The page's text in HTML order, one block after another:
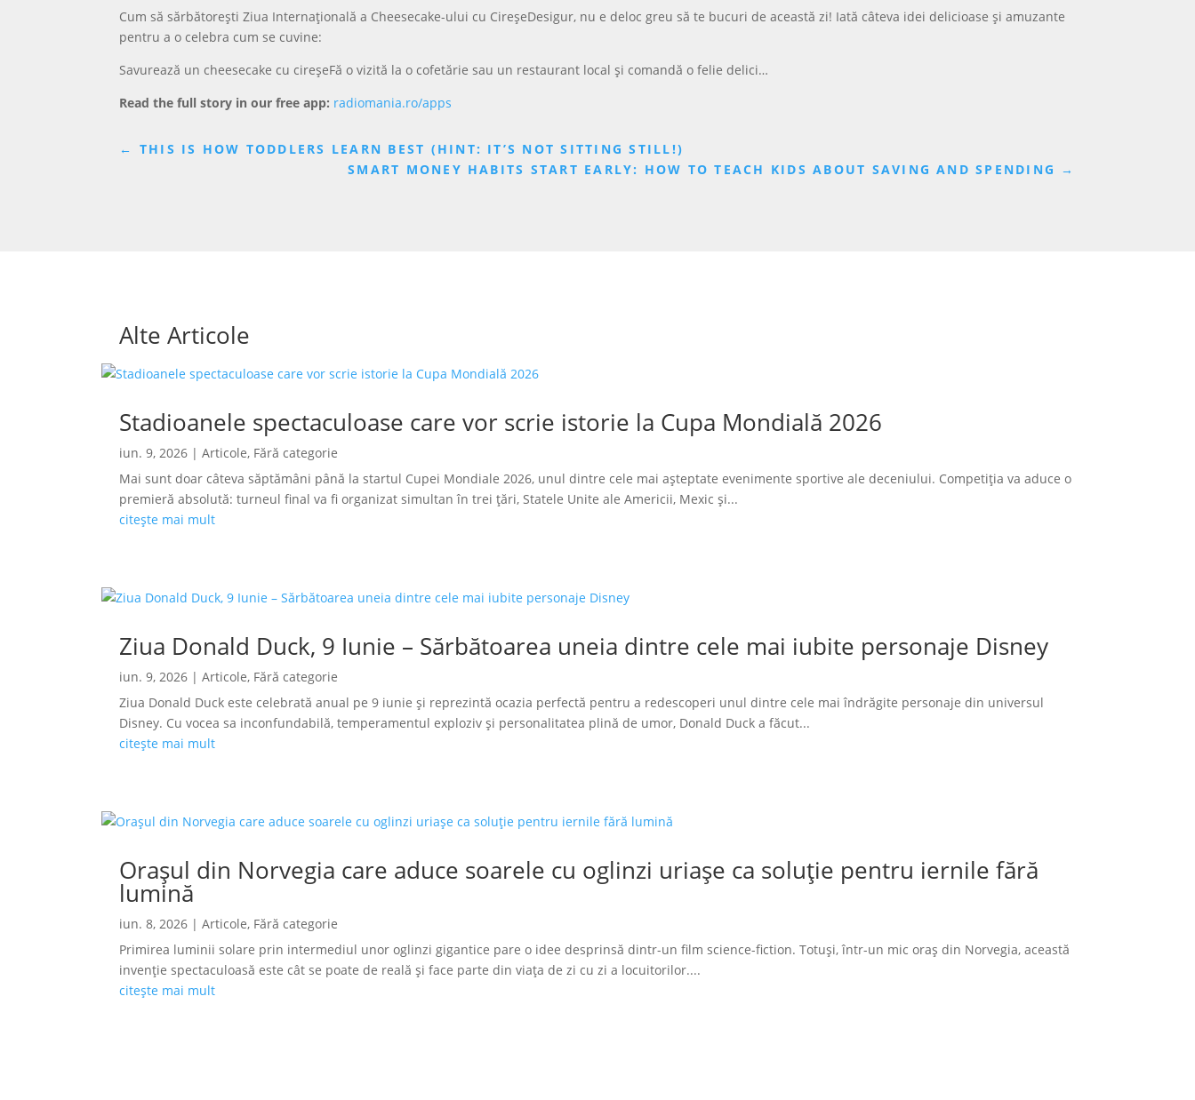
Cum să sărbătorești Ziua Internațională a Cheesecake-ului cu CireșeDesigur, nu e deloc greu să te bucuri de această zi! Iată câteva idei delicioase și amuzante
pentru a o celebra cum se cuvine:
Savurează un cheesecake cu cireșeFă o vizită la o cofetărie sau un restaurant local și comandă o felie delici…
Read the full story in our free app: radiomania.ro/apps
← THIS IS HOW TODDLERS LEARN BEST (HINT: IT’S NOT SITTING STILL!)
SMART MONEY HABITS START EARLY: HOW TO TEACH KIDS ABOUT SAVING AND SPENDING →
Alte Articole
Stadioanele spectaculoase care vor scrie istorie la Cupa Mondială 2026
iun. 9, 2026 |Articole, Fără categorie
Mai sunt doar câteva săptămâni până la startul Cupei Mondiale 2026, unul dintre cele mai așteptate evenimente sportive ale deceniului. Competiția va aduce o
premieră absolută: turneul final va fi organizat simultan în trei țări, Statele Unite ale Americii, Mexic și...
citește mai mult
Ziua Donald Duck, 9 Iunie – Sărbătoarea uneia dintre cele mai iubite personaje Disney
iun. 9, 2026 |Articole, Fără categorie
Ziua Donald Duck este celebrată anual pe 9 iunie și reprezintă ocazia perfectă pentru a redescoperi unul dintre cele mai îndrăgite personaje din universul
Disney. Cu vocea sa inconfundabilă, temperamentul exploziv și personalitatea plină de umor, Donald Duck a făcut...
citește mai mult
Orașul din Norvegia care aduce soarele cu oglinzi uriașe ca soluție pentru iernile fără
lumină
iun. 8, 2026 |Articole, Fără categorie
Primirea luminii solare prin intermediul unor oglinzi gigantice pare o idee desprinsă dintr-un film science-fiction. Totuși, într-un mic oraș din Norvegia, această
invenție spectaculoasă este cât se poate de reală și face parte din viața de zi cu zi a locuitorilor....
citește mai mult